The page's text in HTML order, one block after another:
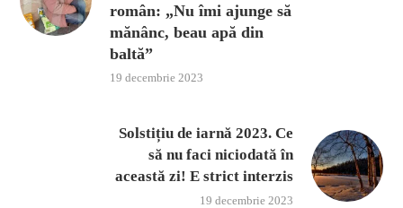
român: „Nu îmi ajunge să
mănânc, beau apă din
baltă”
19 decembrie 2023
Solstițiu de iarnă 2023. Ce
să nu faci niciodată în
această zi! E strict interzis
19 decembrie 2023